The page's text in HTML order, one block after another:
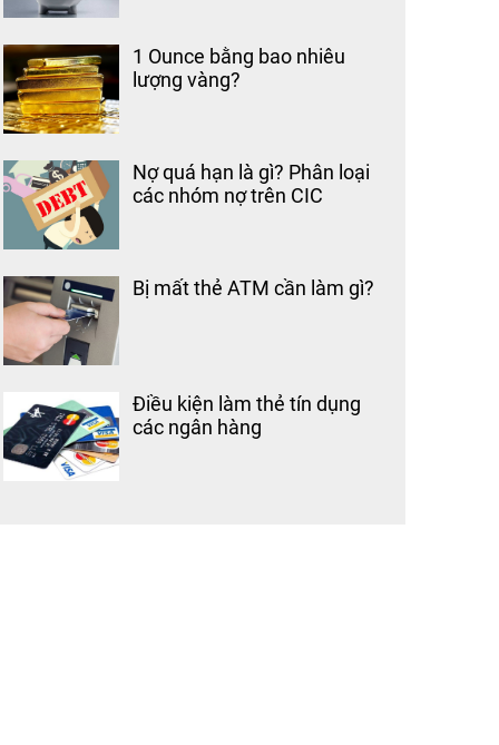
1 Ounce bằng bao nhiêu
lượng vàng?
Nợ quá hạn là gì? Phân loại
các nhóm nợ trên CIC
Bị mất thẻ ATM cần làm gì?
Điều kiện làm thẻ tín dụng
các ngân hàng